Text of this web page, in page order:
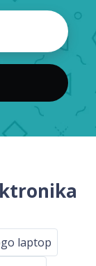
laptop